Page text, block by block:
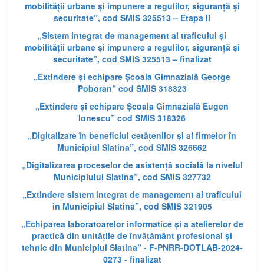
mobilității urbane și impunere a regulilor, siguranță și
securitate”, cod SMIS 325513 – Etapa II
„Sistem integrat de management al traficului și
mobilității urbane și impunere a regulilor, siguranță și
securitate”, cod SMIS 325513 – finalizat
„Extindere și echipare Școala Gimnazială George
Poboran” cod SMIS 318323
„Extindere și echipare Școala Gimnazială Eugen
Ionescu” cod SMIS 318326
„Digitalizare în beneficiul cetățenilor și al firmelor în
Municipiul Slatina”, cod SMIS 326662
„Digitalizarea proceselor de asistență socială la nivelul
Municipiului Slatina”, cod SMIS 327732
„Extindere sistem integrat de management al traficului
în Municipiul Slatina”, cod SMIS 321905
„Echiparea laboratoarelor informatice și a atelierelor de
practică din unitățile de învățământ profesional și
tehnic din Municipiul Slatina” - F-PNRR-DOTLAB-2024-
0273 - finalizat